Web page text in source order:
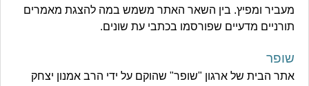
מעביר ומפיץ. בין השאר האתר משמש במה להצגת מאמרים
תורניים מדעיים שפורסמו בכתבי עת שונים.
שופר
אתר הבית של ארגון "שופר" שהוקם על ידי הרב אמנון יצחק